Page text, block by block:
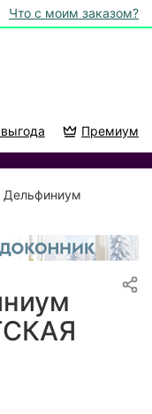
Что с моим заказом?
Премиум
Дельфиниум